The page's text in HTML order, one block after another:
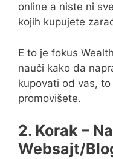
online a niste ni
kojih kupujete
E to je fokus
nauči kako da
kupovati od vas,
promovišete.
2. Korak –
Websajt/